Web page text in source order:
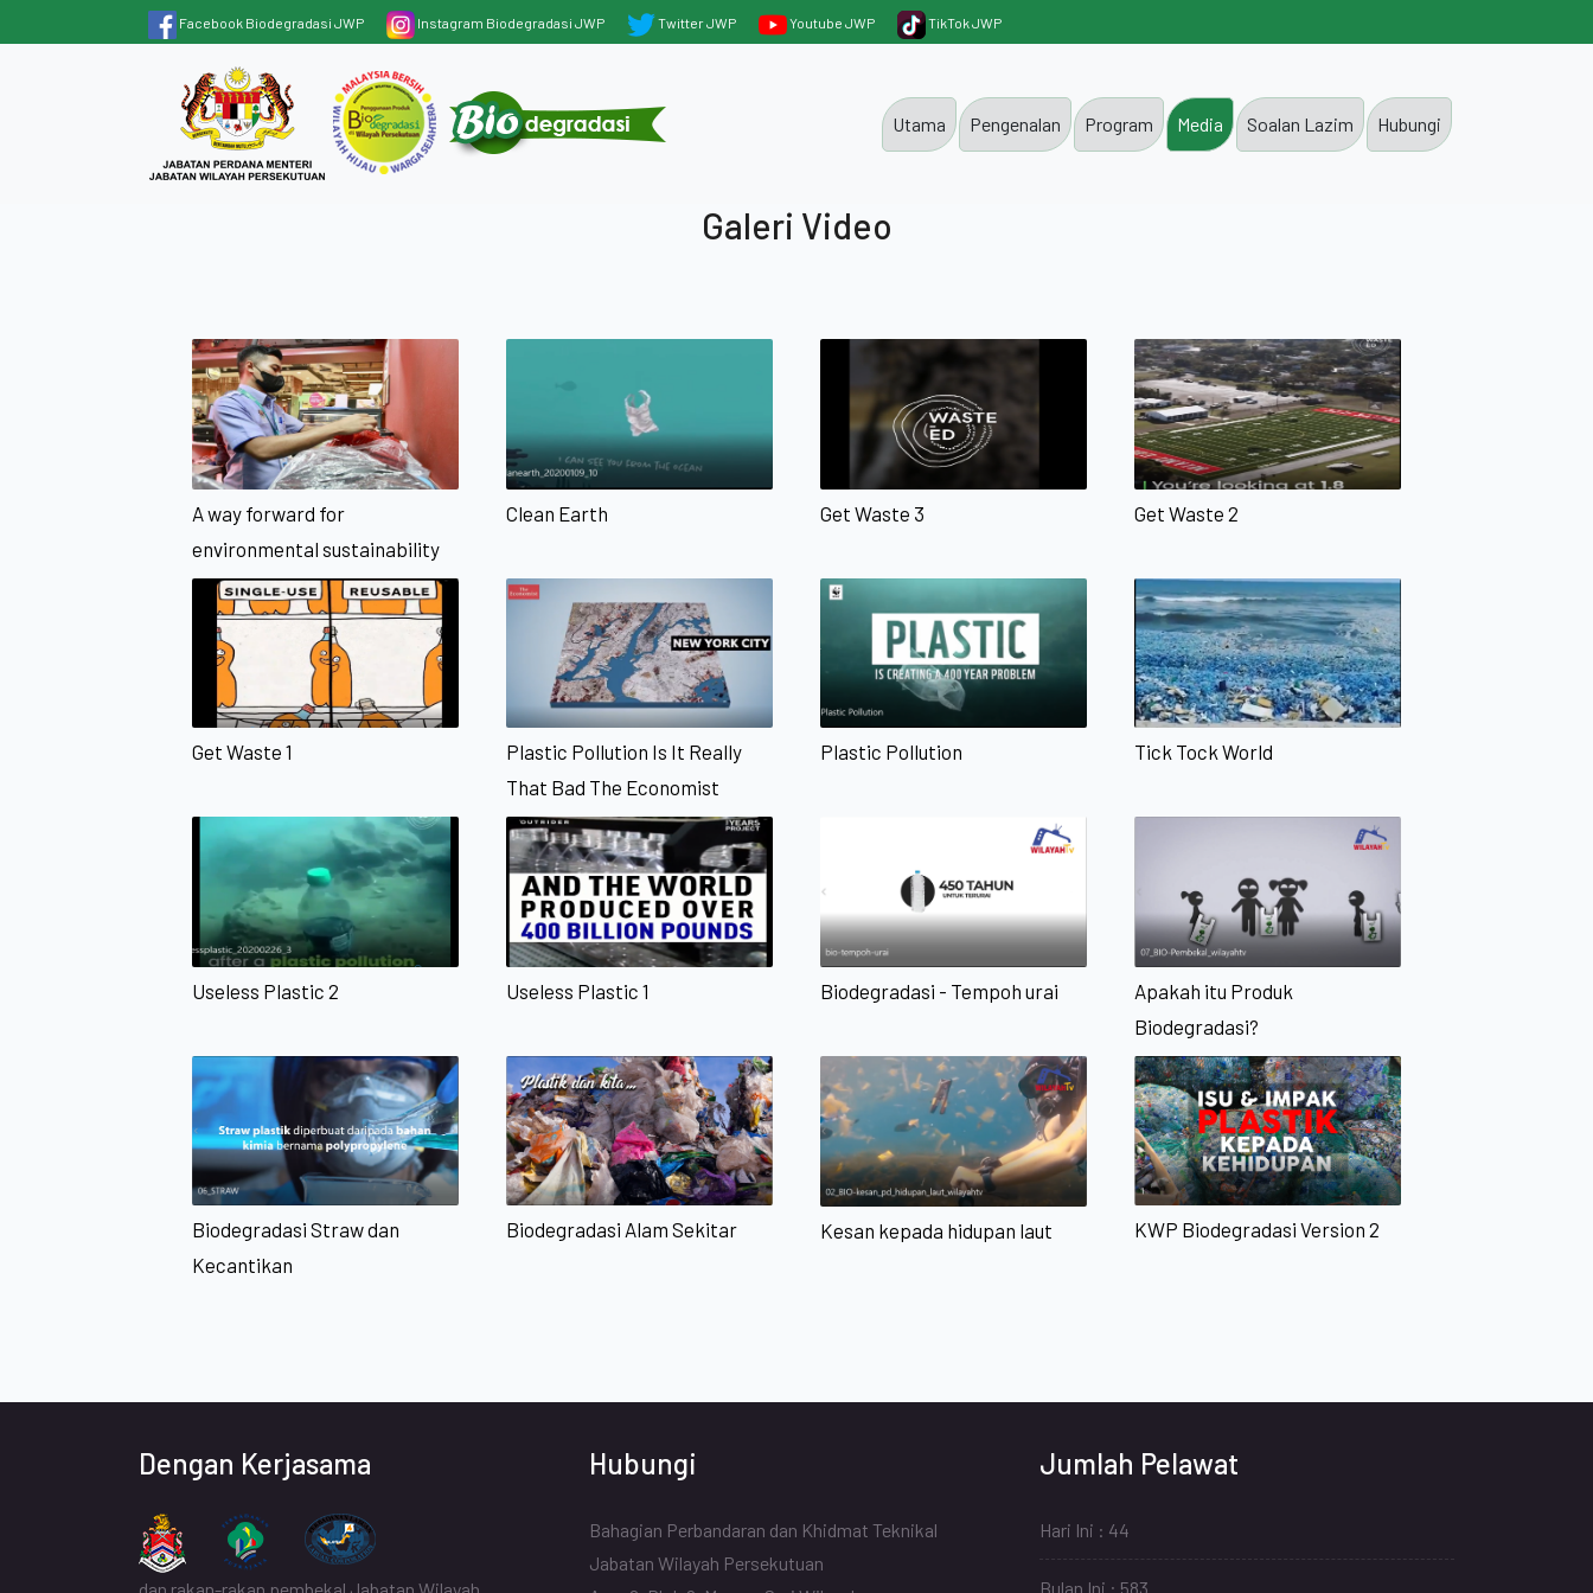
Facebook Biodegradasi JWP Instagram Biodegradasi JWP Twitter JWP Youtube JWP TikTok JWP
Utama Pengenalan Program Media Soalan Lazim Hubungi
Galeri Video
A way forward for
environmental sustainability
Clean Earth Get Waste 3 Get Waste 2
Get Waste 1
Plastic Pollution Is It Really
That Bad The Economist
Plastic Pollution Tick Tock World
Useless Plastic 2 Useless Plastic 1 Biodegradasi - Tempoh urai
Apakah itu Produk
Biodegradasi?
Biodegradasi Straw dan
Kecantikan
Biodegradasi Alam Sekitar Kesan kepada hidupan laut KWP Biodegradasi Version 2
Dengan Kerjasama Hubungi
Bahagian Perbandaran dan Khidmat Teknikal
Jabatan Wilayah Persekutuan
Jumlah Pelawat
Hari Ini : 44
Bulan Ini : 583